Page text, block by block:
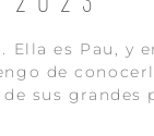
Ella es Pau, y
de
sus grandes